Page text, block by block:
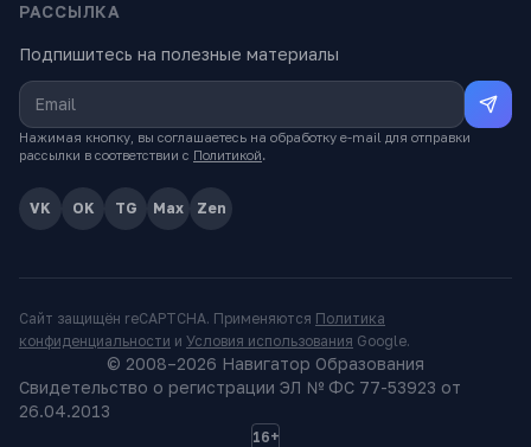
РАССЫЛКА
Подпишитесь на полезные материалы
Нажимая кнопку, вы соглашаетесь на обработку e-mail для отправки
рассылки в соответствии с Политикой.
VK OK TG Max Zen
Сайт защищён reCAPTCHA. Применяются Политика
конфиденциальности и Условия использования Google.
© 2008–2026 Навигатор Образования
Свидетельство о регистрации ЭЛ № ФС 77-53923 от
26.04.2013
16+